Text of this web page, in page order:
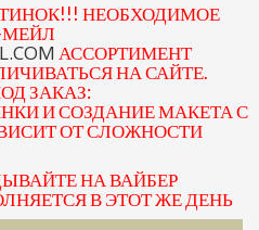
НЕОБХОДИМОЕ
МЕЙЛ
АССОРТИМЕНТ
НА САЙТЕ.
ЗАКАЗ:
И СОЗДАНИЕ МАКЕТА С
ОТ СЛОЖНОСТИ
НА ВАЙБЕР
В ЭТОТ ЖЕ ДЕНЬ